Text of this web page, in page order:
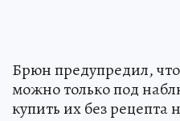
Брюн предупредил,
можно только под
купить их без рецепта